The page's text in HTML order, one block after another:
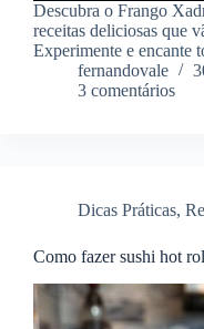
Descubra o Frango
receitas deliciosas que
Experimente e encante
fernandovale
3 comentários
Dicas Práticas,
Como fazer sushi hot